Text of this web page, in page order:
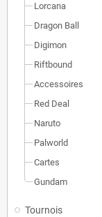
Lorcana
Dragon Ball
Digimon
Riftbound
Accessoires
Red Deal
Naruto
Palworld
Cartes
Gundam
Tournois